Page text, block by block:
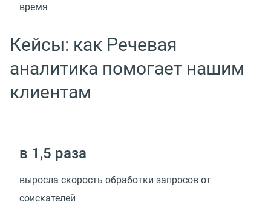
время
Кейсы: как Речевая
аналитика помогает нашим
клиентам
в 1,5 раза
выросла скорость обработки запросов от
соискателей